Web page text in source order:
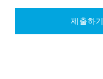
제출하기